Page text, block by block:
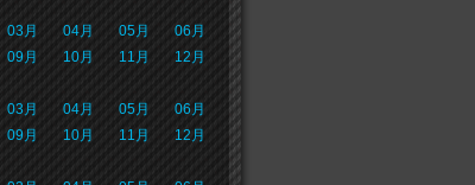
03月 04月 05月
06月
09月 10月 11月
12月
03月 04月 05月
06月
09月 10月 11月
12月